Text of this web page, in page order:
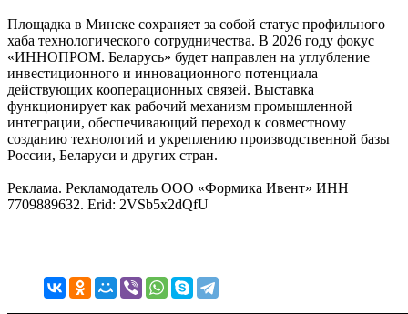
Площадка в Минске сохраняет за собой статус профильного
хаба технологического сотрудничества. В 2026 году фокус
«ИННОПРОМ. Беларусь» будет направлен на углубление
инвестиционного и инновационного потенциала
действующих кооперационных связей. Выставка
функционирует как рабочий механизм промышленной
интеграции, обеспечивающий переход к совместному
созданию технологий и укреплению производственной базы
России, Беларуси и других стран.
Реклама. Рекламодатель ООО «Формика Ивент» ИНН
7709889632. Erid: 2VSb5x2dQfU